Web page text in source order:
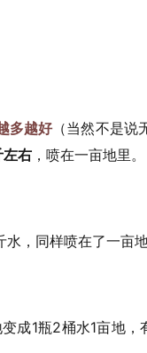
多越好（当然不是说
左右 ，喷在一亩地里。
，同样喷在了一亩
成1瓶2桶水1亩地